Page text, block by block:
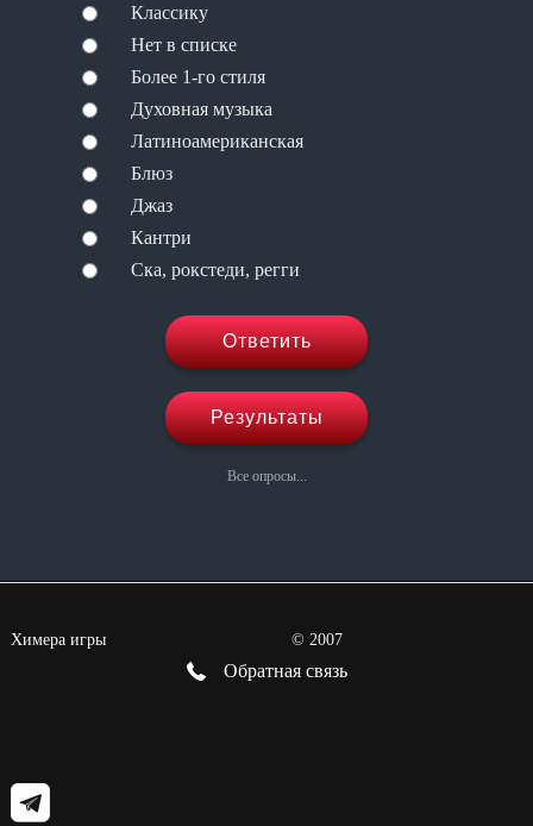
Классику
Нет в списке
Более 1-го стиля
Духовная музыка
Латиноамериканская
Блюз
Джаз
Кантри
Ска, рокстеди, регги
Ответить
Результаты
Все опросы...
Химера игры © 2007
Обратная связь